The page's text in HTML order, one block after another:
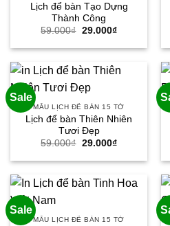
Lịch để bàn Tạo Dựng
Thành Công
59.000₫ Giá
là:
29.000₫Giá
tại
29.000₫.
Sale
MẪU LỊCH ĐỂ BÀN 15 TỜ
Lịch để bàn Thiên Nhiên
Tươi Đẹp
59.000₫ Giá
là:
29.000₫Giá
tại
29.000₫.
Sale
MẪU LỊCH ĐỂ BÀN 15 TỜ